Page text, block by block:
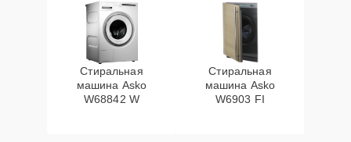
Стиральная
машина Asko
W68842 W
Стиральная
машина Asko
W6903 FI